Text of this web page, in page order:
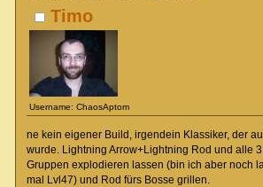
Timo
Username: ChaosAptom
ne kein eigener Build, irgendein Klassiker, der
wurde. Lightning Arrow+Lightning Rod und alle
Gruppen explodieren lassen (bin ich aber noch
mal Lvl47) und Rod fürs Bosse grillen.